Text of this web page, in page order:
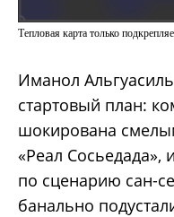
Тепловая карта только
Иманол
стартовый план:
шокирована
«Реал
по сценарию сан-
банально